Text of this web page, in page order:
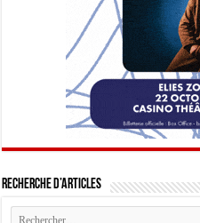
Recherche d’articles